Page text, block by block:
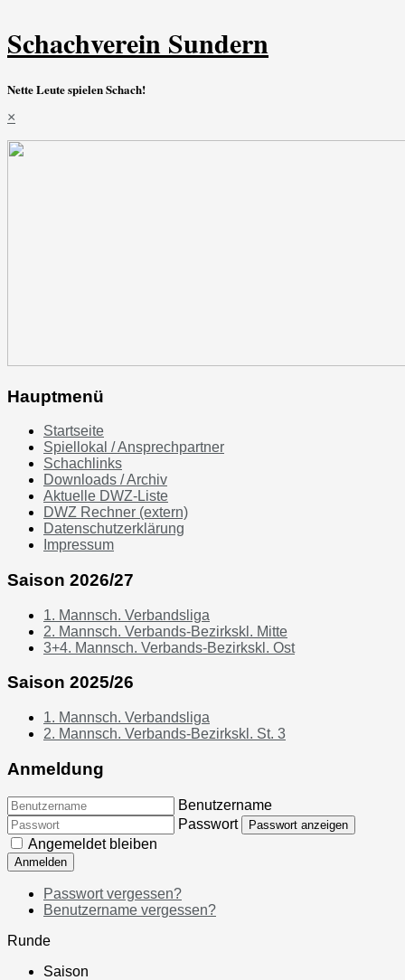
Schachverein Sundern
Nette Leute spielen Schach!
×
Hauptmenü
Startseite
Spiellokal / Ansprechpartner
Schachlinks
Downloads / Archiv
Aktuelle DWZ-Liste
DWZ Rechner (extern)
Datenschutzerklärung
Impressum
Saison 2026/27
1. Mannsch. Verbandsliga
2. Mannsch. Verbands-Bezirkskl. Mitte
3+4. Mannsch. Verbands-Bezirkskl. Ost
Saison 2025/26
1. Mannsch. Verbandsliga
2. Mannsch. Verbands-Bezirkskl. St. 3
Anmeldung
Benutzername
Passwort
Passwort anzeigen
Angemeldet bleiben
Anmelden
Passwort vergessen?
Benutzername vergessen?
Runde
Saison